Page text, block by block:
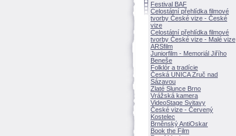
Festival BAF
Celostátní přehlídka filmové
tvorby České vize - České
vize
Celostátní přehlídka filmové
tvorby České vize - Malé vize
ARSfilm
Juniorfilm - Memoriál Jiřího
Beneše
Folklór a tradície
Česká UNICA Zruč nad
Sázavou
Zlaté Slunce Brno
Vrážská kamera
VideoStage Svitavy
České vize - Červený
Kostelec
Brněnský AntiOskar
Book the Film